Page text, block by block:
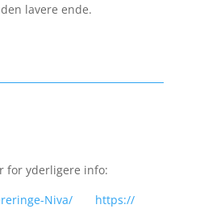
lavere ende.
for yderligere info:
Niva/
https://